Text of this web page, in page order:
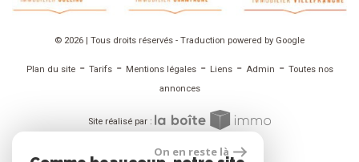
© 2026 | Tous droits réservés - Traduction powered by Google
Plan du site- Tarifs- Mentions légales- Liens- Admin - Toutes nos
annonces
Site réalisé par :
On en reste là